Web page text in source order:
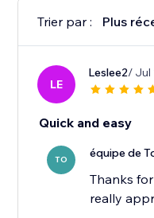
Trier par : Plus
LE
Leslee2/ Jul
Quick and easy
TO équipe de
Thanks
really